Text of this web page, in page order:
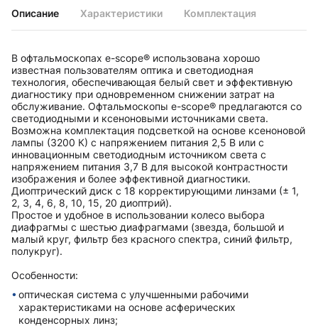
Описание Характеристики Комплектация
В офтальмоскопах e-scope® использована хорошо
известная пользователям оптика и светодиодная
технология, обеспечивающая белый свет и эффективную
диагностику при одновременном снижении затрат на
обслуживание. Офтальмоскопы e-scope® предлагаются со
светодиодными и ксеноновыми источниками света.
Возможна комплектация подсветкой на основе ксеноновой
лампы (3200 К) с напряжением питания 2,5 В или с
инновационным светодиодным источником света с
напряжением питания 3,7 В для высокой контрастности
изображения и более эффективной диагностики.
Диоптрический диск с 18 корректирующими линзами (± 1,
2, 3, 4, 6, 8, 10, 15, 20 диоптрий).
Простое и удобное в использовании колесо выбора
диафрагмы с шестью диафрагмами (звезда, большой и
малый круг, фильтр без красного спектра, синий фильтр,
полукруг).
Особенности:
оптическая система с улучшенными рабочими
характеристиками на основе асферических
конденсорных линз;